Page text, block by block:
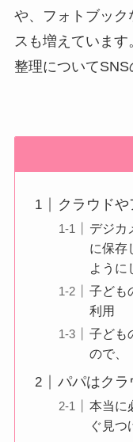
や、フォトブッ
スも増えていま
整理についてSNS
クラウド
デジカ
に保存
ように
子ども
利用
子ども
ので、
パパはクラ
本当に
ぐ見つ